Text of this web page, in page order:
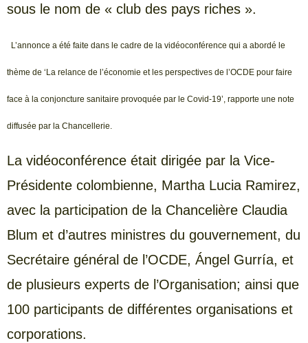
sous le nom de « club des pays riches ».
L’annonce a été faite dans le cadre de la vidéoconférence qui a abordé le
thème de ‘La relance de l’économie et les perspectives de l’OCDE pour faire
face à la conjoncture sanitaire provoquée par le Covid-19’, rapporte une note
diffusée par la Chancellerie.
La vidéoconférence était dirigée par la Vice-
Présidente colombienne, Martha Lucia Ramirez,
avec la participation de la Chancelière Claudia
Blum et d’autres ministres du gouvernement, du
Secrétaire général de l’OCDE, Ángel Gurría, et
de plusieurs experts de l’Organisation; ainsi que
100 participants de différentes organisations et
corporations.